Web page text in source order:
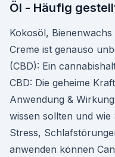
Öl - Häufig
Kokosöl,
Creme ist genauso
(CBD): Ein
CBD: Die geheime
Anwendung &
wissen sollten und wie
Stress,
anwenden können